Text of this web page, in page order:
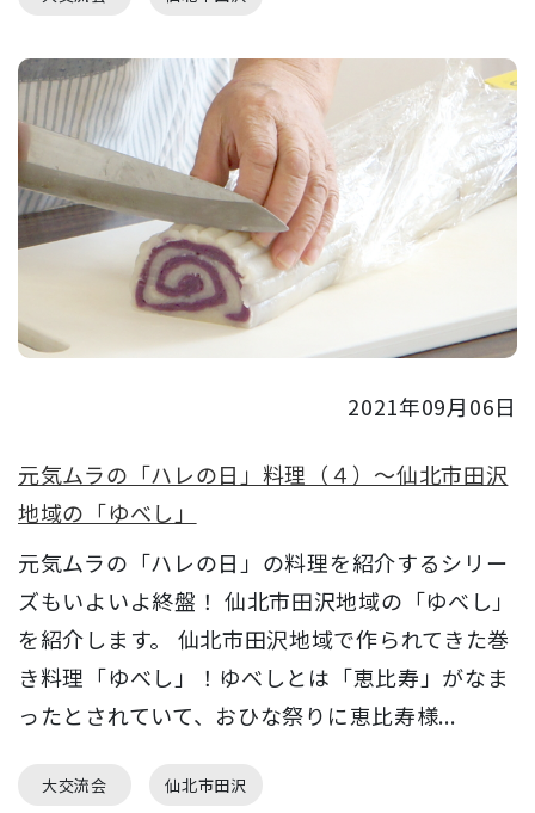
2021年09月06日
元気ムラの「ハレの日」料理（４）～仙北市田沢
地域の「ゆべし」
元気ムラの「ハレの日」の料理を紹介するシリー
ズもいよいよ終盤！ 仙北市田沢地域の「ゆべし」
を紹介します。 仙北市田沢地域で作られてきた巻
き料理「ゆべし」！ゆべしとは「恵比寿」がなま
ったとされていて、おひな祭りに恵比寿様...
大交流会 仙北市田沢